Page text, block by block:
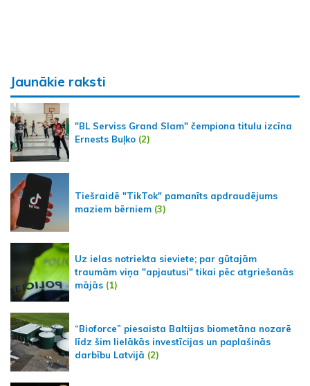
Jaunākie raksti
"BL Serviss Grand Slam" čempiona titulu izcīna
Ernests Buļko (2)
Tiešraidē "TikTok" pamanīts apdraudējums
maziem bērniem (3)
Uz ielas notriekta sieviete; par gūtajām
traumām viņa "apjautusi" tikai pēc atgriešanās
mājās (1)
“Bioforce” piesaista Baltijas biometāna nozarē
līdz šim lielākās investīcijas un paplašinās
darbību Latvijā (2)